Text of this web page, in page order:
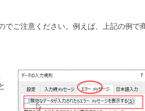
でご注意ください。例えば、上記の例で